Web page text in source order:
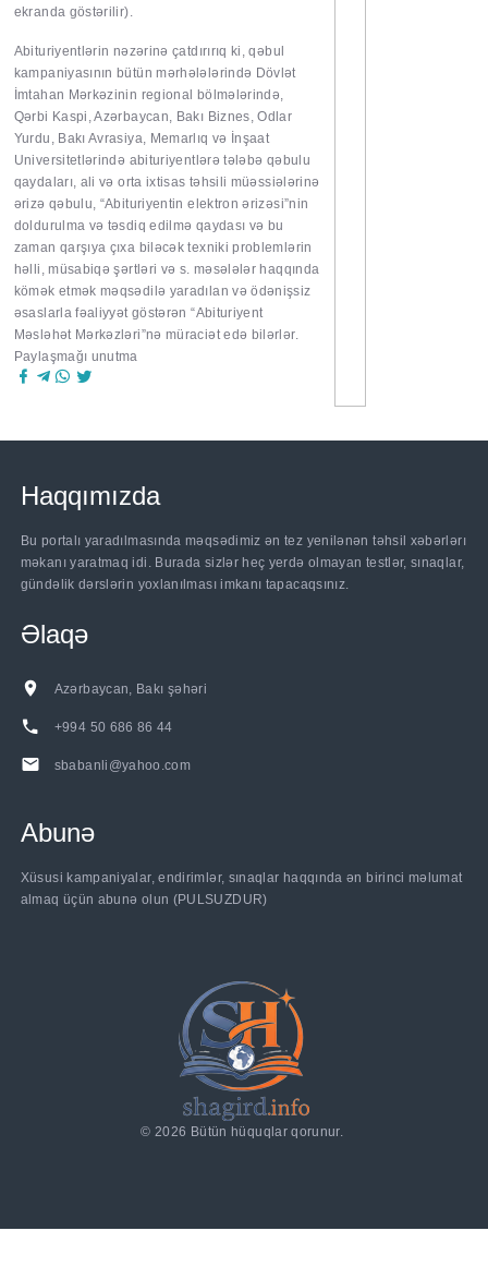
ekranda göstərilir).
Abituriyentlərin nəzərinə çatdırırıq ki, qəbul
kampaniyasının bütün mərhələlərində Dövlət
İmtahan Mərkəzinin regional bölmələrində,
Qərbi Kaspi, Azərbaycan, Bakı Biznes, Odlar
Yurdu, Bakı Avrasiya, Memarlıq və İnşaat
Universitetlərində abituriyentlərə tələbə qəbulu
qaydaları, ali və orta ixtisas təhsili müəssiələrinə
ərizə qəbulu, “Abituriyentin elektron ərizəsi”nin
doldurulma və təsdiq edilmə qaydası və bu
zaman qarşıya çıxa biləcək texniki problemlərin
həlli, müsabiqə şərtləri və s. məsələlər haqqında
kömək etmək məqsədilə yaradılan və ödənişsiz
əsaslarla fəaliyyət göstərən “Abituriyent
Məsləhət Mərkəzləri”nə müraciət edə bilərlər.
Paylaşmağı unutma
Haqqımızda
Bu portalı yaradılmasında məqsədimiz ən tez yenilənən təhsil xəbərlərı
məkanı yaratmaq idi. Burada sizlər heç yerdə olmayan testlər, sınaqlar,
gündəlik dərslərin yoxlanılması imkanı tapacaqsınız.
Əlaqə
Azərbaycan, Bakı şəhəri
+994 50 686 86 44
sbabanli@yahoo.com
Abunə
Xüsusi kampaniyalar, endirimlər, sınaqlar haqqında ən birinci məlumat
almaq üçün abunə olun (PULSUZDUR)
©2026 Bütün hüquqlar qorunur.